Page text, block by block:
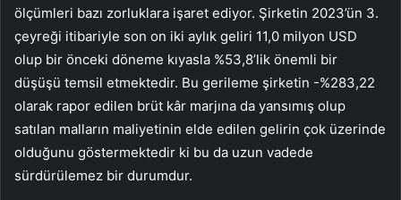
ölçümleri bazı zorluklara işaret ediyor. Şirketin 2023’ün 3.
çeyreği itibariyle son on iki aylık geliri 11,0 milyon USD
olup bir önceki döneme kıyasla %53,8’lik önemli bir
düşüşü temsil etmektedir. Bu gerileme şirketin -%283,22
olarak rapor edilen brüt kâr marjına da yansımış olup
satılan malların maliyetinin elde edilen gelirin çok üzerinde
olduğunu göstermektedir ki bu da uzun vadede
sürdürülemez bir durumdur.